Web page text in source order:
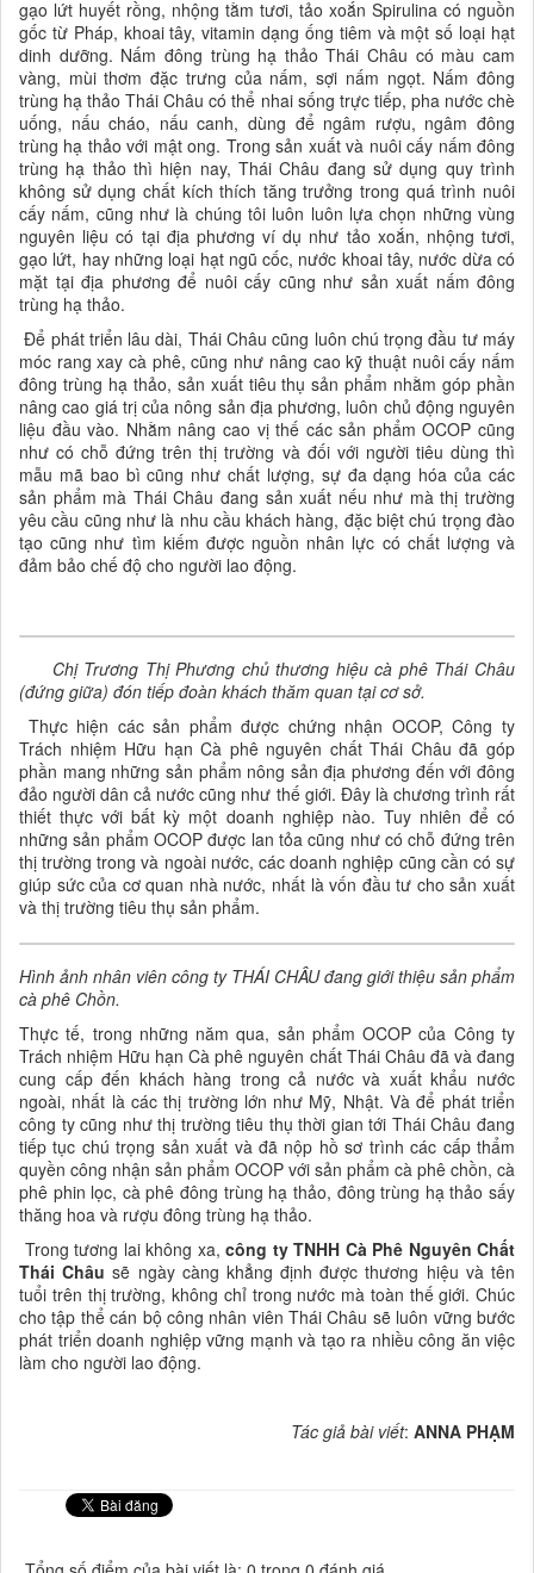
gạo lứt huyết rồng, nhộng tằm tươi, tảo xoắn Spirulina có nguồn
gốc từ Pháp, khoai tây, vitamin dạng ống tiêm và một số loại hạt
dinh dưỡng. Nấm đông trùng hạ thảo Thái Châu có màu cam
vàng, mùi thơm đặc trưng của nấm, sợi nấm ngọt. Nấm đông
trùng hạ thảo Thái Châu có thể nhai sống trực tiếp, pha nước chè
uống, nấu cháo, nấu canh, dùng để ngâm rượu, ngâm đông
trùng hạ thảo với mật ong. Trong sản xuất và nuôi cấy nấm đông
trùng hạ thảo thì hiện nay, Thái Châu đang sử dụng quy trình
không sử dụng chất kích thích tăng trưởng trong quá trình nuôi
cấy nấm, cũng như là chúng tôi luôn luôn lựa chọn những vùng
nguyên liệu có tại địa phương ví dụ như tảo xoắn, nhộng tươi,
gạo lứt, hay những loại hạt ngũ cốc, nước khoai tây, nước dừa có
mặt tại địa phương để nuôi cấy cũng như sản xuất nấm đông
trùng hạ thảo.
Để phát triển lâu dài, Thái Châu cũng luôn chú trọng đầu tư máy
móc rang xay cà phê, cũng như nâng cao kỹ thuật nuôi cấy nấm
đông trùng hạ thảo, sản xuất tiêu thụ sản phẩm nhằm góp phần
nâng cao giá trị của nông sản địa phương, luôn chủ động nguyên
liệu đầu vào. Nhằm nâng cao vị thế các sản phẩm OCOP cũng
như có chỗ đứng trên thị trường và đối với người tiêu dùng thì
mẫu mã bao bì cũng như chất lượng, sự đa dạng hóa của các
sản phẩm mà Thái Châu đang sản xuất nếu như mà thị trường
yêu cầu cũng như là nhu cầu khách hàng, đặc biệt chú trọng đào
tạo cũng như tìm kiếm được nguồn nhân lực có chất lượng và
đảm bảo chế độ cho người lao động.
Chị Trương Thị Phương chủ thương hiệu cà phê Thái Châu
(đứng giữa) đón tiếp đoàn khách thăm quan tại cơ sở.
Thực hiện các sản phẩm được chứng nhận OCOP, Công ty
Trách nhiệm Hữu hạn Cà phê nguyên chất Thái Châu đã góp
phần mang những sản phẩm nông sản địa phương đến với đông
đảo người dân cả nước cũng như thế giới. Đây là chương trình rất
thiết thực với bất kỳ một doanh nghiệp nào. Tuy nhiên để có
những sản phẩm OCOP được lan tỏa cũng như có chỗ đứng trên
thị trường trong và ngoài nước, các doanh nghiệp cũng cần có sự
giúp sức của cơ quan nhà nước, nhất là vốn đầu tư cho sản xuất
và thị trường tiêu thụ sản phẩm.
Hình ảnh nhân viên công ty THÁI CHÂU đang giới thiệu sản phẩm
cà phê Chồn.
Thực tế, trong những năm qua, sản phẩm OCOP của Công ty
Trách nhiệm Hữu hạn Cà phê nguyên chất Thái Châu đã và đang
cung cấp đến khách hàng trong cả nước và xuất khẩu nước
ngoài, nhất là các thị trường lớn như Mỹ, Nhật. Và để phát triển
công ty cũng như thị trường tiêu thụ thời gian tới Thái Châu đang
tiếp tục chú trọng sản xuất và đã nộp hồ sơ trình các cấp thẩm
quyền công nhận sản phẩm OCOP với sản phẩm cà phê chồn, cà
phê phin lọc, cà phê đông trùng hạ thảo, đông trùng hạ thảo sấy
thăng hoa và rượu đông trùng hạ thảo.
Trong tương lai không xa, công ty TNHH Cà Phê Nguyên Chất
Thái Châu sẽ ngày càng khẳng định được thương hiệu và tên
tuổi trên thị trường, không chỉ trong nước mà toàn thế giới. Chúc
cho tập thể cán bộ công nhân viên Thái Châu sẽ luôn vững bước
phát triển doanh nghiệp vững mạnh và tạo ra nhiều công ăn việc
làm cho người lao động.
Tác giả bài viết: ANNA PHẠM